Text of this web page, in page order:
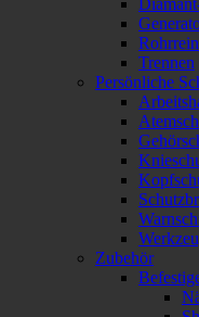
Trennen
Persönliche
Zubehör